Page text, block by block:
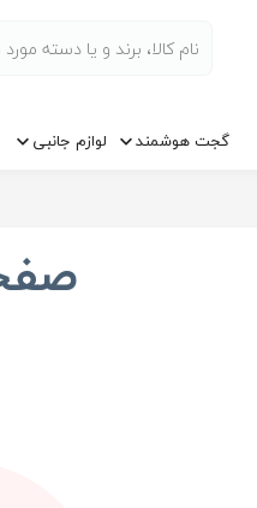
گجت هوشمند لوازم جانبی